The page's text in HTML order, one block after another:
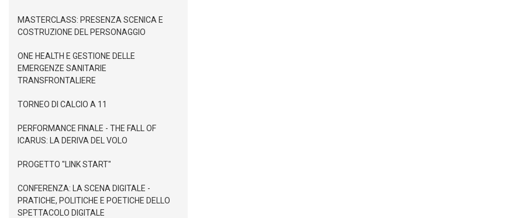
MASTERCLASS: PRESENZA SCENICA E
COSTRUZIONE DEL PERSONAGGIO
ONE HEALTH E GESTIONE DELLE
EMERGENZE SANITARIE
TRANSFRONTALIERE
TORNEO DI CALCIO A 11
PERFORMANCE FINALE - THE FALL OF
ICARUS: LA DERIVA DEL VOLO
PROGETTO "LINK START"
CONFERENZA: LA SCENA DIGITALE -
PRATICHE, POLITICHE E POETICHE DELLO
SPETTACOLO DIGITALE